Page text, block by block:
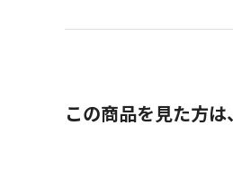
この商品を見た方